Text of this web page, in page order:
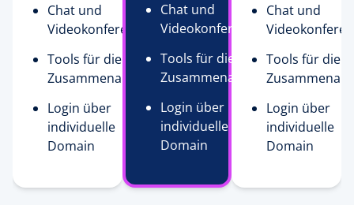
Chat und
Videokonferenzen
Tools für die
Zusammenarbeit
Login über
individuelle
Domain
Chat und
Videokonferenzen
Tools für die
Zusammenarbeit
Login über
individuelle
Domain
Chat und
Tools für die
Login über
individuelle
Domain